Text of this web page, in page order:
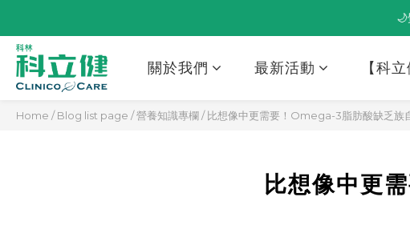
關於我們 最新活動 【科
Home /Blog list page /營養知識專欄/比想像中更需要！Omega-3脂肪酸缺乏族
比想像中更